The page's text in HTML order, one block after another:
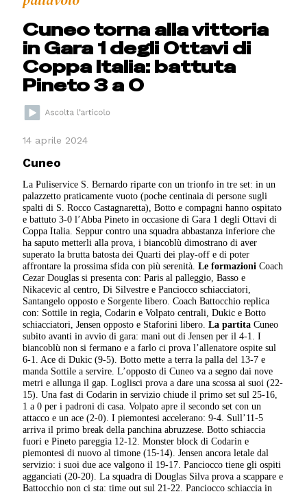
Cuneo torna alla vittoria
in Gara 1 degli Ottavi di
Coppa Italia: battuta
Pineto 3 a 0
14 aprile 2024
Cuneo
La Puliservice S. Bernardo riparte con un trionfo in tre set: in un
palazzetto praticamente vuoto (poche centinaia di persone sugli
spalti di S. Rocco Castagnaretta), Botto e compagni hanno ospitato
e battuto 3-0 l’Abba Pineto in occasione di Gara 1 degli Ottavi di
Coppa Italia. Seppur contro una squadra abbastanza inferiore che
ha saputo metterli alla prova, i biancoblù dimostrano di aver
superato la brutta batosta dei Quarti dei play-off e di poter
affrontare la prossima sfida con più serenità.Le formazioni Coach
Cezar Douglas si presenta con: Paris al palleggio, Basso e
Nikacevic al centro, Di Silvestre e Panciocco schiacciatori,
Santangelo opposto e Sorgente libero. Coach Battocchio replica
con: Sottile in regia, Codarin e Volpato centrali, Dukic e Botto
schiacciatori, Jensen opposto e Staforini libero.La partita Cuneo
subito avanti in avvio di gara: mani out di Jensen per il 4-1. I
biancoblù non si fermano e a farlo ci prova l’allenatore ospite sul
6-1. Ace di Dukic (9-5). Botto mette a terra la palla del 13-7 e
manda Sottile a servire. L’opposto di Cuneo va a segno dai nove
metri e allunga il gap. Loglisci prova a dare una scossa ai suoi (22-
15). Una fast di Codarin in servizio chiude il primo set sul 25-16,
1 a 0 per i padroni di casa. Volpato apre il secondo set con un
attacco e un ace (2-0). I piemontesi accelerano: 9-4. Sull’11-5
arriva il primo break della panchina abruzzese. Botto schiaccia
fuori e Pineto pareggia 12-12. Monster block di Codarin e
piemontesi di nuovo al timone (15-14). Jensen ancora letale dal
servizio: i suoi due ace valgono il 19-17. Panciocco tiene gli ospiti
agganciati (20-20). La squadra di Douglas Silva prova a scappare e
Battocchio non ci sta: time out sul 21-22. Panciocco schiaccia in